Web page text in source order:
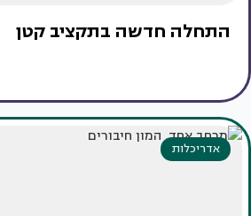
התחלה חדשה בתקציב קטן
אדריכלות